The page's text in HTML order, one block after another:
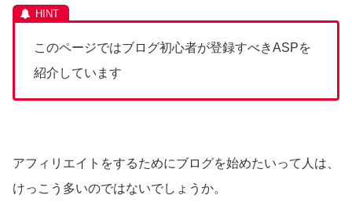
このページではブログ初心者が登録すべきASPを
紹介しています
アフィリエイトをするためにブログを始めたいって人は、
けっこう多いのではないでしょうか。